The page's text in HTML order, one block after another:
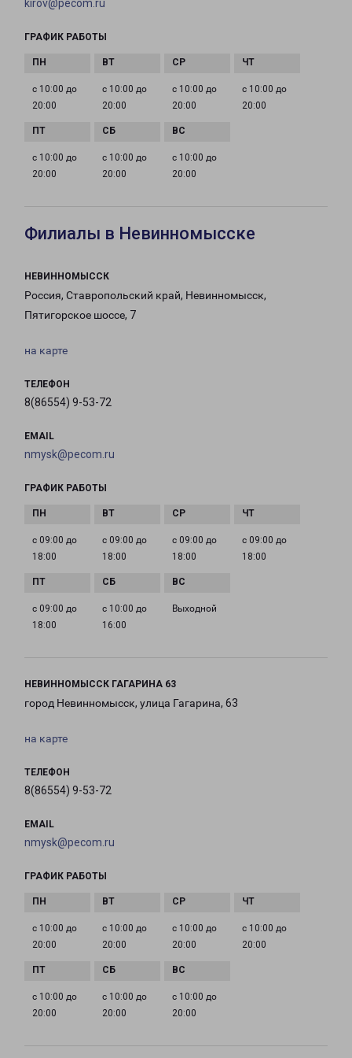
kirov@pecom.ru
ГРАФИК РАБОТЫ
с 10:00 до
20:00
с 10:00 до
20:00
с 10:00 до
20:00
с 10:00 до
20:00
с 10:00 до
20:00
с 10:00 до
20:00
с 10:00 до
20:00
Филиалы в Невинномысске
НЕВИННОМЫССК
Россия, Ставропольский край, Невинномысск,
Пятигорское шоссе, 7
на карте
ТЕЛЕФОН
8(86554) 9-53-72
EMAIL
nmysk@pecom.ru
ГРАФИК РАБОТЫ
с 09:00 до
18:00
с 09:00 до
18:00
с 09:00 до
18:00
с 09:00 до
18:00
с 09:00 до
18:00
с 10:00 до
16:00
Выходной
НЕВИННОМЫССК ГАГАРИНА 63
город Невинномысск, улица Гагарина, 63
на карте
ТЕЛЕФОН
8(86554) 9-53-72
EMAIL
nmysk@pecom.ru
ГРАФИК РАБОТЫ
с 10:00 до
20:00
с 10:00 до
20:00
с 10:00 до
20:00
с 10:00 до
20:00
с 10:00 до
20:00
с 10:00 до
20:00
с 10:00 до
20:00